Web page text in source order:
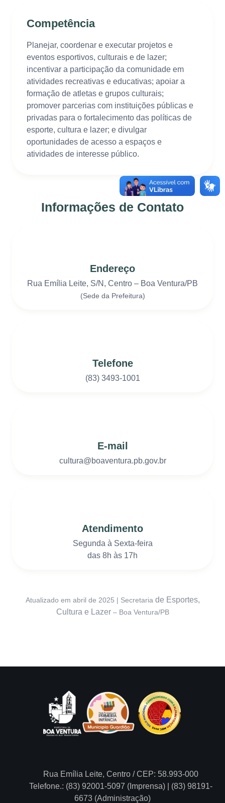
Competência
Planejar, coordenar e executar projetos e
eventos esportivos, culturais e de lazer;
incentivar a participação da comunidade em
atividades recreativas e educativas; apoiar a
formação de atletas e grupos culturais;
promover parcerias com instituições públicas e
privadas para o fortalecimento das políticas de
esporte, cultura e lazer; e divulgar
oportunidades de acesso a espaços e
atividades de interesse público.
Informações de Contato
Endereço
Rua Emília Leite, S/N, Centro – Boa Ventura/PB
(Sede da Prefeitura)
Telefone
(83) 3493-1001
E-mail
cultura@boaventura.pb.gov.br
Atendimento
Segunda à Sexta-feira
das 8h às 17h
Atualizado em abril de 2025 | Secretaria de Esportes,
Cultura e Lazer – Boa Ventura/PB
Rua Emília Leite, Centro / CEP: 58.993-000
Telefone.: (83) 92001-5097 (Imprensa) | (83) 98191-
6673 (Administração)